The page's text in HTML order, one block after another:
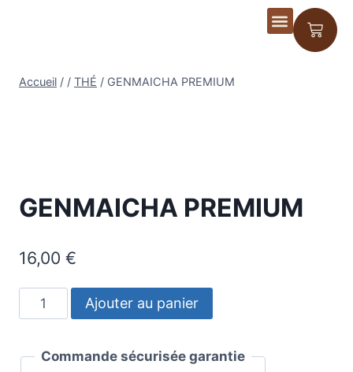
Accueil / / THÉ / GENMAICHA PREMIUM
GENMAICHA PREMIUM
16,00 €
Ajouter au panier
Commande sécurisée garantie